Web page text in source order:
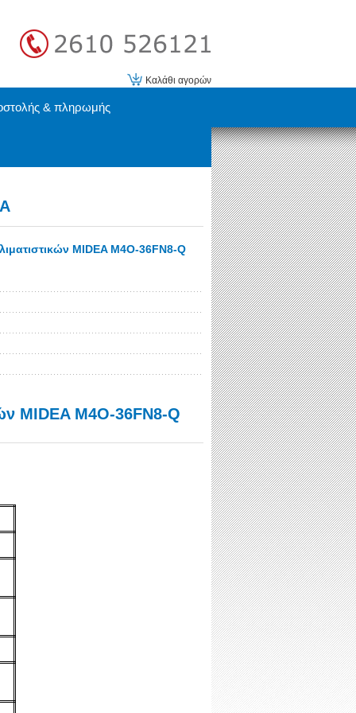
Καλάθι αγορών
& πληρωμής
MIDEA M4O-36FN8-Q
MIDEA M4O-36FN8-Q